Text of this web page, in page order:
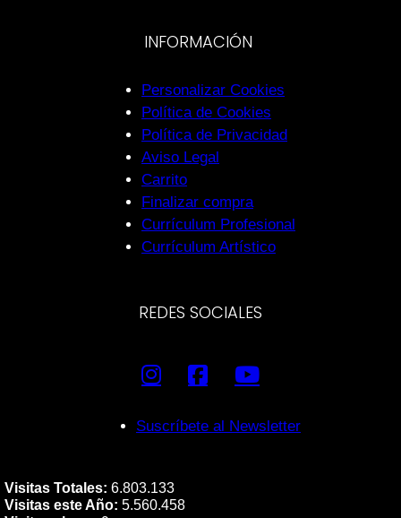
INFORMACIÓN
Personalizar Cookies
Política de Cookies
Política de Privacidad
Aviso Legal
Carrito
Finalizar compra
Currículum Profesional
Currículum Artístico
REDES SOCIALES
Suscríbete al Newsletter
Visitas Totales: 6.803.133
Visitas este Año: 5.560.458